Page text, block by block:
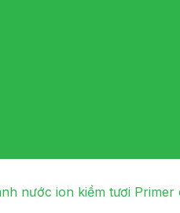
nước ion kiềm tươi Primer